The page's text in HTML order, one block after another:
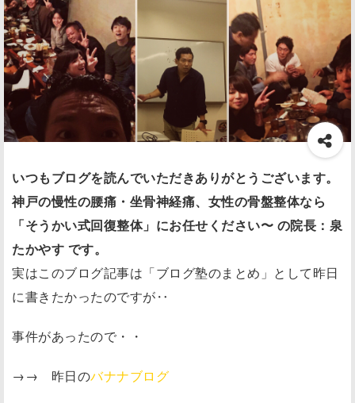
いつもブログを読んでいただきありがとうございます。
神戸の慢性の腰痛・坐骨神経痛、女性の骨盤整体なら
「そうかい式回復整体」にお任せください〜 の院長：泉
たかやす です。
実はこのブログ記事は「ブログ塾のまとめ」として昨日
に書きたかったのですが‥
事件があったので・・
→→ 昨日のバナナブログ